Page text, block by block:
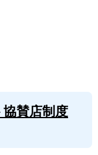
賛店制度